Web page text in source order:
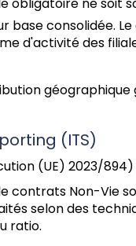
obligatoire ne soit
base consolidée.
d'activité des
géographique
(ITS)
(UE) 2023/
contrats Non-Vie
selon des
ratio.